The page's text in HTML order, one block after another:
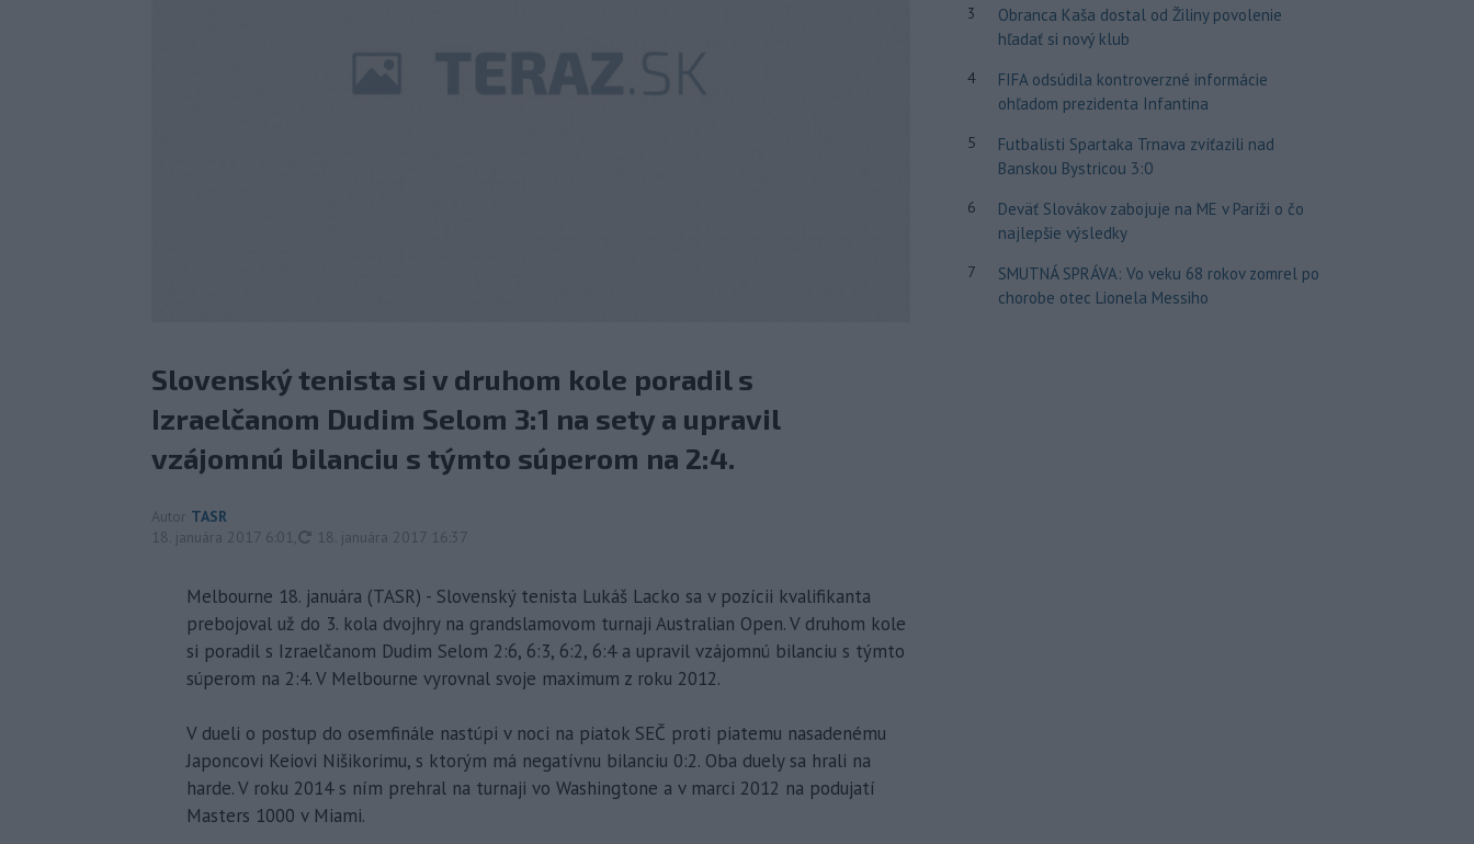
Slovenský tenista si v druhom kole poradil s
Izraelčanom Dudim Selom 3:1 na sety a upravil
vzájomnú bilanciu s týmto súperom na 2:4.
Autor TASR
18. januára 2017 6:01
aktualizované
18. januára 2017 16:37
Melbourne 18. januára (TASR) - Slovenský tenista Lukáš Lacko sa v pozícii kvalifikanta
prebojoval už do 3. kola dvojhry na grandslamovom turnaji Australian Open. V druhom kole
si poradil s Izraelčanom Dudim Selom 2:6, 6:3, 6:2, 6:4 a upravil vzájomnú bilanciu s týmto
súperom na 2:4. V Melbourne vyrovnal svoje maximum z roku 2012.
V dueli o postup do osemfinále nastúpi v noci na piatok SEČ proti piatemu nasadenému
Japoncovi Keiovi Nišikorimu, s ktorým má negatívnu bilanciu 0:2. Oba duely sa hrali na
harde. V roku 2014 s ním prehral na turnaji vo Washingtone a v marci 2012 na podujatí
Masters 1000 v Miami.
3
Obranca Kaša dostal od Žiliny povolenie
hľadať si nový klub
4
FIFA odsúdila kontroverzné informácie
ohľadom prezidenta Infantina
5
Futbalisti Spartaka Trnava zvíťazili nad
Banskou Bystricou 3:0
6
Deväť Slovákov zabojuje na ME v Paríži o čo
najlepšie výsledky
7
SMUTNÁ SPRÁVA: Vo veku 68 rokov zomrel po
chorobe otec Lionela Messiho